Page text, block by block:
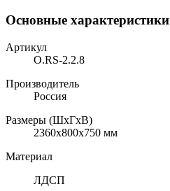
Основные характеристики
Артикул
O.RS-2.2.8
Производитель
Россия
Размеры (ШхГхВ)
2360x800x750 мм
Материал
ЛДСП